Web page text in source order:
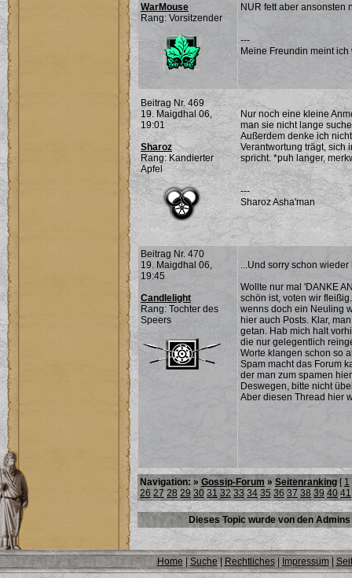
WarMouse
Rang: Vorsitzender
NUR fett aber ansonsten
---
Meine Freundin meint
Beitrag Nr. 469
19. Maigdhal 06,
19:01
Sharoz
Rang: Kandierter
Apfel
Nur noch eine kleine
man sie nicht lange
Außerdem denke ich
Verantwortung trägt, sich
spricht. *puh langer,
---
Sharoz Asha'man
Beitrag Nr. 470
19. Maigdhal 06,
19:45
Candlelight
Rang: Tochter des
Speers
...Und sorry schon
Wollte nur mal 'DANKE
schön ist, voten wir
wenns doch ein Neuling
hier auch Posts. Klar,
getan. Hab mich halt
die nur gelegentlich
Worte klangen schon so
Spam macht das Forum
der man zum spamen
Deswegen, bitte nicht
Aber diesen Thread hier
Navigation: » Gossip-Forum » Seitenranking [ 1
26 27 28 29 30 31 32 33 34 35 36 37 38 39 40 41
Dieses Topic wurde von den
Home| Suche | Rechtliches| Impressum|